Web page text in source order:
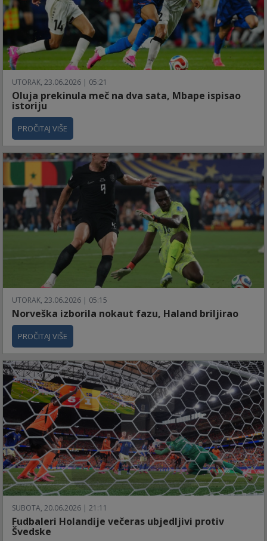
UTORAK, 23.06.2026 | 05:21
Oluja prekinula meč na dva sata, Mbape ispisao
istoriju
PROČITAJ VIŠE
UTORAK, 23.06.2026 | 05:15
Norveška izborila nokaut fazu, Haland briljirao
PROČITAJ VIŠE
SUBOTA, 20.06.2026 | 21:11
Fudbaleri Holandije večeras ubjedljivi protiv
Švedske